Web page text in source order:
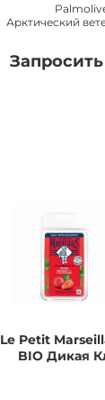
Арктический
Le Petit
BIO Дикая